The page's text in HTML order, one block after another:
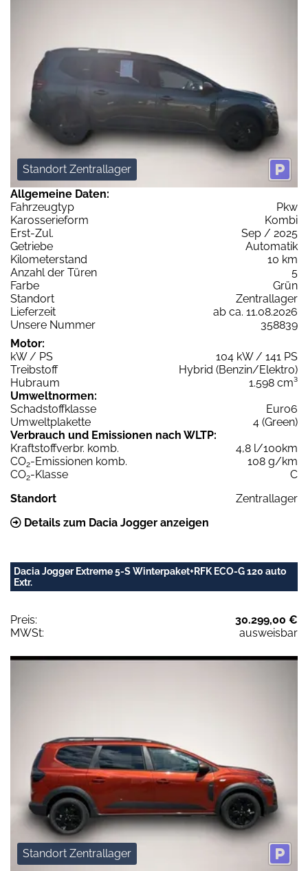
Standort Zentrallager
Allgemeine Daten:
Fahrzeugtyp
Pkw
Karosserieform
Kombi
Erst-Zul.
Sep / 2025
Getriebe
Automatik
Kilometerstand
10 km
Anzahl der Türen
5
Farbe
Grün
Standort
Zentrallager
Lieferzeit
ab ca. 11.08.2026
Unsere Nummer
358839
Motor:
kW / PS
104 kW / 141 PS
Treibstoff
Hybrid (Benzin/Elektro)
Hubraum
1.598 cm³
Umweltnormen:
Schadstoffklasse
Euro6
Umweltplakette
4 (Green)
Verbrauch und Emissionen nach WLTP:
Kraftstoffverbr. komb.
4,8 l/100km
CO2-Emissionen komb.
108 g/km
CO2-Klasse
C
Standort
Zentrallager
Details zum Dacia Jogger anzeigen
Dacia Jogger Extreme 5-S Winterpaket+RFK ECO-G 120 auto
Extr.
Preis:
30.299,00 €
MWSt:
ausweisbar
Standort Zentrallager